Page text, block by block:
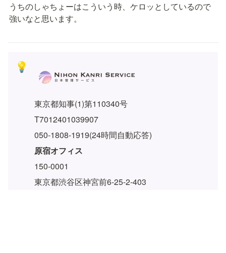
うちのしゃちょーはこういう時、ケロッとしているので
強いなと思います。
💡
東京都知事(1)第110340号
T7012401039907
050-1808-1919(24時間自動応答)
原宿オフィス
150-0001
東京都渋谷区神宮前6-25-2-403